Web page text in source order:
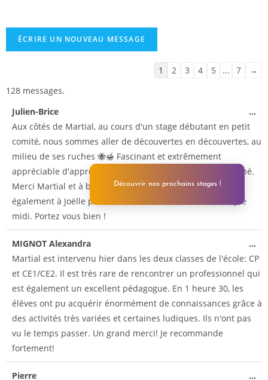
Découvrir nos prochains stages !
1 2 3 4 5 ... 7
→
128 messages.
Julien-Brice
Aux côtés de Martial, au cours d'un stage débutant en petit
comité, nous sommes aller de découvertes en découvertes, au
milieu de ses ruches 🐝🍯 Fascinant et extrêmement
appréciable d'apprendre au cote d'un apiculteur passionné.
Merci Martial et à bientôt pour des nouvelles ; merci
également à Joëlle pour les découvertes culinaires chaque
midi. Portez vous bien !
...
MIGNOT Alexandra
Martial est intervenu hier dans les deux classes de l'école: CP
et CE1/CE2. Il est très rare de rencontrer un professionnel qui
est également un excellent pédagogue. En 1 heure 30, les
élèves ont pu acquérir énormément de connaissances grâce à
des activités très variées et certaines ludiques. Ils n'ont pas
vu le temps passer. Un grand merci! Je recommande
fortement!
...
Pierre
...